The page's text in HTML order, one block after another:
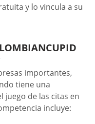
y lo vincula a su
importantes,
tiene una
de las citas en
incluye: